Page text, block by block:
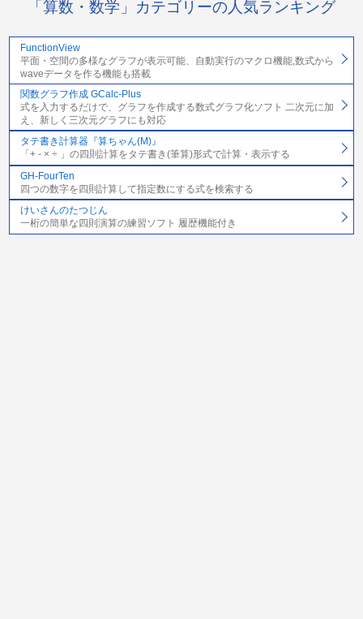
「算数・数学」カテゴリーの人気ランキング
FunctionView
平面・空間の多様なグラフが表示可能、自動実行のマクロ機能,数式から
waveデータを作る機能も搭載
関数グラフ作成 GCalc-Plus
式を入力するだけで、グラフを作成する数式グラフ化ソフト 二次元に加
え、新しく三次元グラフにも対応
タテ書き計算器『算ちゃん(M)』
「+ - × ÷ 」の四則計算をタテ書き(筆算)形式で計算・表示する
GH-FourTen
四つの数字を四則計算して指定数にする式を検索する
けいさんのたつじん
一桁の簡単な四則演算の練習ソフト 履歴機能付き